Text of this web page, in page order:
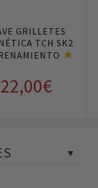
GRILLETES
TCH SK2
22,00€